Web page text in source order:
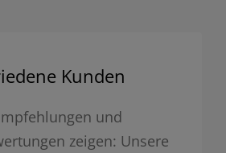
Kunden
und
zeigen: Unsere